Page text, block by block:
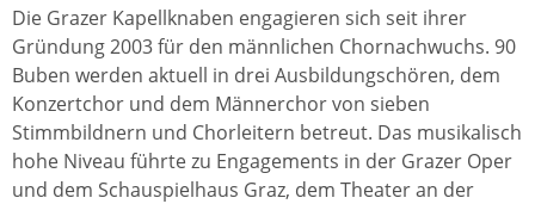
Die Grazer Kapellknaben engagieren sich seit ihrer
Gründung 2003 für den männlichen Chornachwuchs. 90
Buben werden aktuell in drei Ausbildungschören, dem
Konzertchor und dem Männerchor von sieben
Stimmbildnern und Chorleitern betreut. Das musikalisch
hohe Niveau führte zu Engagements in der Grazer Oper
und dem Schauspielhaus Graz, dem Theater an der